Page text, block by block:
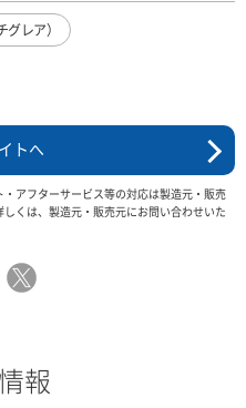
レア）
トへ
アフターサービス等の対応は製造元・販売
くは、製造元・販売元にお問い合わせいた
報